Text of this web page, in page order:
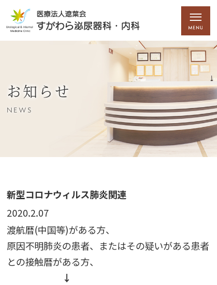
お知らせ
NEWS
新型コロナウィルス肺炎関連
2020.2.07
渡航暦(中国等)がある方、
原因不明肺炎の患者、またはその疑いがある患者
との接触暦がある方、
↓